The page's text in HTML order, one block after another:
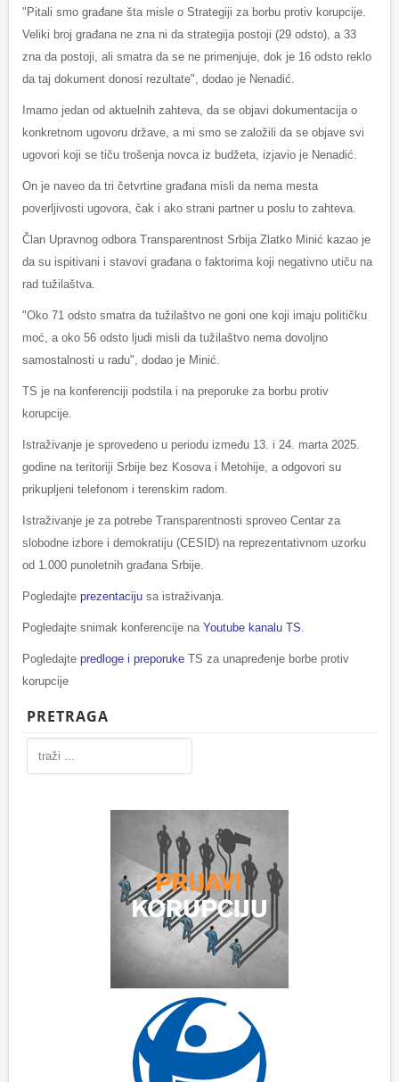
"Pitali smo građane šta misle o Strategiji za borbu protiv korupcije.
Veliki broj građana ne zna ni da strategija postoji (29 odsto), a 33
zna da postoji, ali smatra da se ne primenjuje, dok je 16 odsto reklo
da taj dokument donosi rezultate", dodao je Nenadić.
Imamo jedan od aktuelnih zahteva, da se objavi dokumentacija o
konkretnom ugovoru države, a mi smo se založili da se objave svi
ugovori koji se tiču trošenja novca iz budžeta, izjavio je Nenadić.
On je naveo da tri četvrtine građana misli da nema mesta
poverljivosti ugovora, čak i ako strani partner u poslu to zahteva.
Član Upravnog odbora Transparentnost Srbija Zlatko Minić kazao je
da su ispitivani i stavovi građana o faktorima koji negativno utiču na
rad tužilaštva.
"Oko 71 odsto smatra da tužilaštvo ne goni one koji imaju političku
moć, a oko 56 odsto ljudi misli da tužilaštvo nema dovoljno
samostalnosti u radu", dodao je Minić.
TS je na konferenciji podstila i na preporuke za borbu protiv
korupcije.
Istraživanje je sprovedeno u periodu između 13. i 24. marta 2025.
godine na teritoriji Srbije bez Kosova i Metohije, a odgovori su
prikupljeni telefonom i terenskim radom.
Istraživanje je za potrebe Transparentnosti sproveo Centar za
slobodne izbore i demokratiju (CESID) na reprezentativnom uzorku
od 1.000 punoletnih građana Srbije.
Pogledajte prezentaciju sa istraživanja.
Pogledajte snimak konferencije na Youtube kanalu TS.
Pogledajte predloge i preporuke TS za unapređenje borbe protiv
korupcije
PRETRAGA